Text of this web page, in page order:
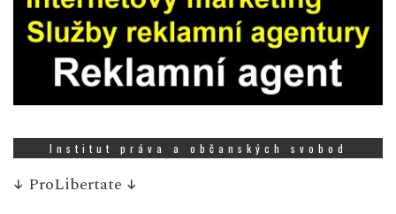
Institut práva a občanských svobod
↓ ProLibertate ↓